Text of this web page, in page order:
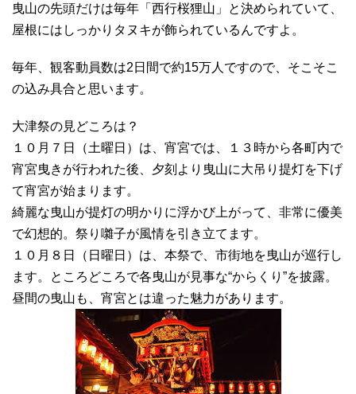
曳山の先頭だけは毎年「西行桜狸山」と決められていて、
屋根にはしっかりタヌキが飾られているんですよ。
毎年、観客動員数は2日間で約15万人ですので、そこそこ
の込み具合と思います。
大津祭の見どころは？
１０月７日（土曜日）は、宵宮では、１３時から各町内で
宵宮曳きが行われた後、夕刻より曳山に大吊り提灯を下げ
て宵宮が始まります。
綺麗な曳山が提灯の明かりに浮かび上がって、非常に優美
で幻想的。祭り囃子が風情を引き立てます。
１０月８日（日曜日）は、本祭で、市街地を曳山が巡行し
ます。ところどころで各曳山が見事な“からくり”を披露。
昼間の曳山も、宵宮とは違った魅力があります。